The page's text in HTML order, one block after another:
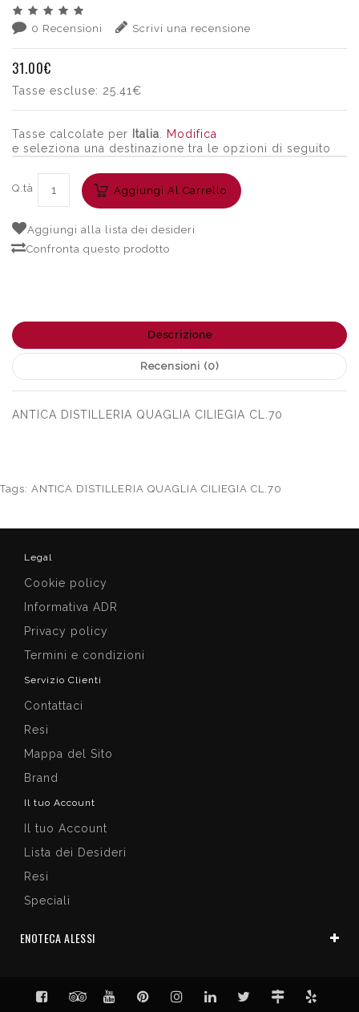
0 Recensioni Scrivi una recensione
31.00€
Tasse escluse: 25.41€
Tasse calcolate per Italia
Modifica
e seleziona una destinazione tra le opzioni di seguito
Q.tà Aggiungi Al Carrello
Aggiungi alla lista dei desideri
Confronta questo prodotto
Descrizione
Recensioni (0)
ANTICA DISTILLERIA QUAGLIA CILIEGIA CL.70
Tags: ANTICA DISTILLERIA QUAGLIA CILIEGIA CL.70
Legal
Cookie policy
Informativa ADR
Privacy policy
Termini e condizioni
Servizio Clienti
Contattaci
Resi
Mappa del Sito
Brand
Il tuo Account
Il tuo Account
Lista dei Desideri
Resi
Speciali
ENOTECA ALESSI